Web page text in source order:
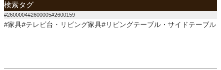
検索タグ
#2600004#2600005#2600159
#家具#テレビ台・リビング家具#リビングテーブル・サイドテーブル